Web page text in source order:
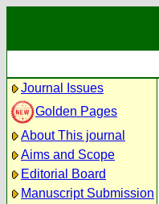
Journal Issues
Golden Pages
About This journal
Aims and Scope
Editorial Board
Manuscript Submission